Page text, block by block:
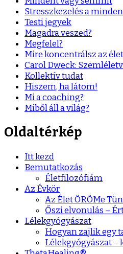
Stresszkezelés a
Testi jegyek
Magadra veszed?
Megfelel?
Mire koncentrálsz az
Carol Dweck:
Kollektív tudat
Hiszem, ha látom!
Mi a coaching?
Miből áll a világ?
Oldaltérkép
Itt kezd
Bemutatkozás
Életfilozófiám
Az Évkör
Az Élet ÖRÖMe
Őszi elvonulás –
Lélekgyógyászat
Hogyan zajlik egy
Lélekgyógyászat –